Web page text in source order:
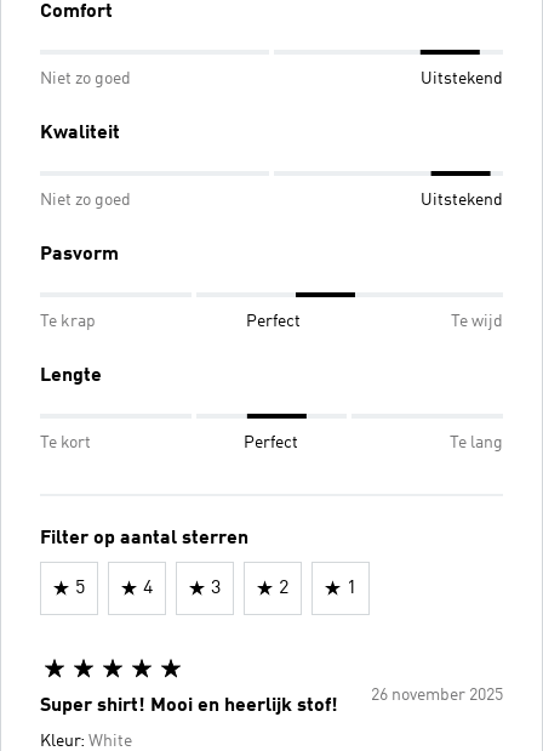
Comfort
Niet zo goed Uitstekend
Kwaliteit
Niet zo goed Uitstekend
Pasvorm
Te krap Perfect Te wijd
Lengte
Te kort Perfect Te lang
Filter op aantal sterren
5 4 3 2 1
26 november 2025
Super shirt! Mooi en heerlijk stof!
Kleur: White